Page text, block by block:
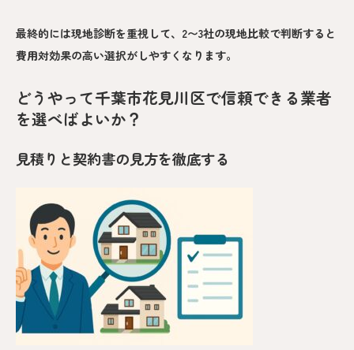
最終的には現地診断を重視して、2〜3社の現地比較で判断すると
費用対効果の高い選択がしやすくなります。
どうやって千葉市花見川区で信頼できる業者
を選べばよいか？
見積りと契約書の見方を徹底する